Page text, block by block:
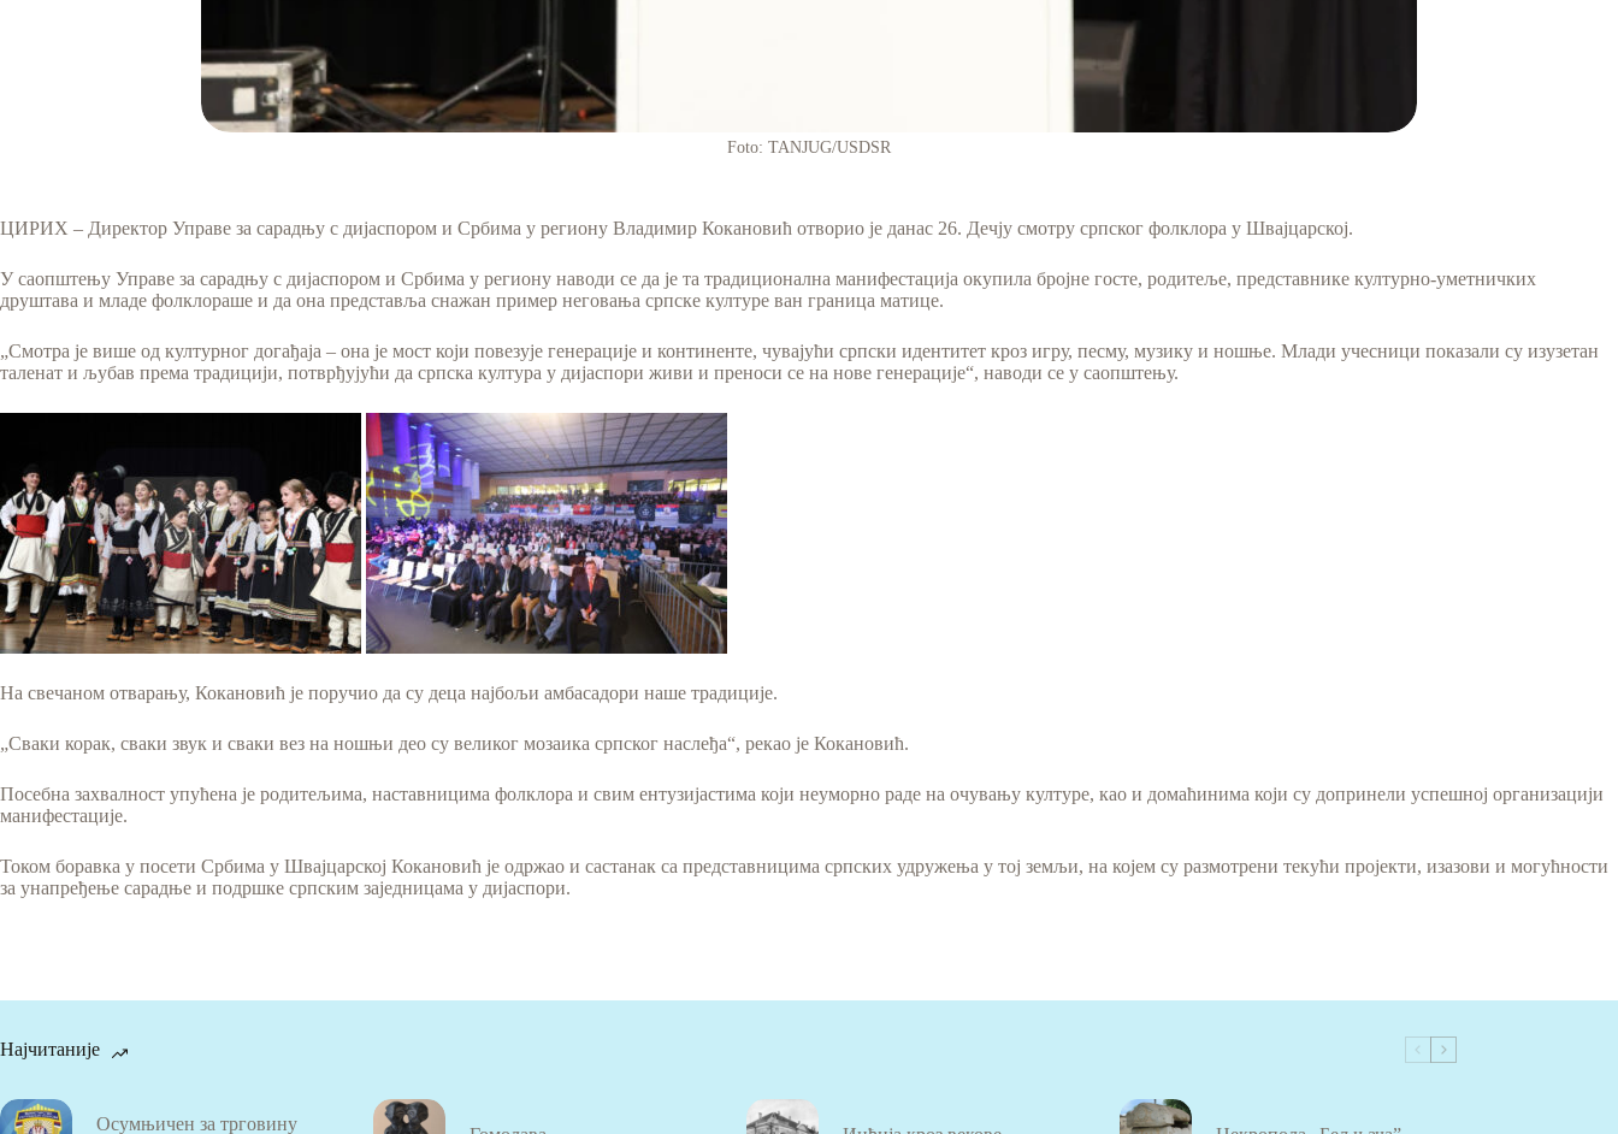
Foto: TANJUG/USDSR
ЦИРИХ – Директор Управе за сарадњу с дијаспором и Србима у региону Владимир Кокановић отворио је данас 26. Дечју смотру српског фолклора у Швајцарској.
У саопштењу Управе за сарадњу с дијаспором и Србима у региону наводи се да је та традиционална манифестација окупила бројне госте, родитеље, представнике културно-уметничких
друштава и младе фолклораше и да она представља снажан пример неговања српске културе ван граница матице.
„Смотра је више од културног догађаја – она је мост који повезује генерације и континенте, чувајући српски идентитет кроз игру, песму, музику и ношње. Млади учесници показали су изузетан
таленат и љубав према традицији, потврђујући да српска култура у дијаспори живи и преноси се на нове генерације“, наводи се у саопштењу.
На свечаном отварању, Кокановић је поручио да су деца најбољи амбасадори наше традиције.
„Сваки корак, сваки звук и сваки вез на ношњи део су великог мозаика српског наслеђа“, рекао је Кокановић.
Посебна захвалност упућена је родитељима, наставницима фолклора и свим ентузијастима који неуморно раде на очувању културе, као и домаћинима који су допринели успешној организацији
манифестације.
Током боравка у посети Србима у Швајцарској Кокановић је одржао и састанак са представницима српских удружења у тој земљи, на којем су размотрени текући пројекти, изазови и могућности
за унапређење сарадње и подршке српским заједницама у дијаспори.
Најчитаније
Осумњичен за трговину